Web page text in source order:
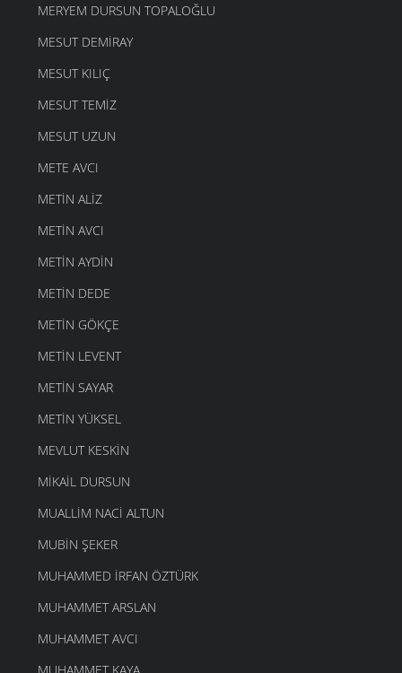
MERYEM DURSUN TOPALOĞLU
MESUT DEMIRAY
MESUT KILIÇ
MESUT TEMIZ
MESUT UZUN
METE AVCI
METIN ALIZ
METIN AVCI
METIN AYDIN
METIN DEDE
METIN GÖKÇE
METIN LEVENT
METIN SAYAR
METIN YÜKSEL
MEVLUT KESKIN
MIKAIL DURSUN
MUALLIM NACI ALTUN
MUBIN ŞEKER
MUHAMMED İRFAN ÖZTÜRK
MUHAMMET ARSLAN
MUHAMMET AVCI
MUHAMMET KAYA